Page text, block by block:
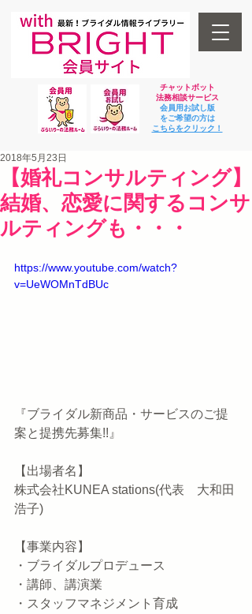
チャットボット
法務相談サービス
会員用お試し版
をご希望の方は
​こちらをクリック！
【婚礼コンサルティング】
結婚、恋愛に関するコンサ
ルティングも・・・
2018年5月23日
https://www.youtube.com/watch?
v=UeWOMnTdBUc
『ブライダル新商品・サービスのご提
案と提携先募集!!』
【出場者名】
株式会社KUNEA stations(代表　大和田
浩子)
【事業内容】
・ブライダルプロデュース
・講師、講演業
・スタッフマネジメント育成